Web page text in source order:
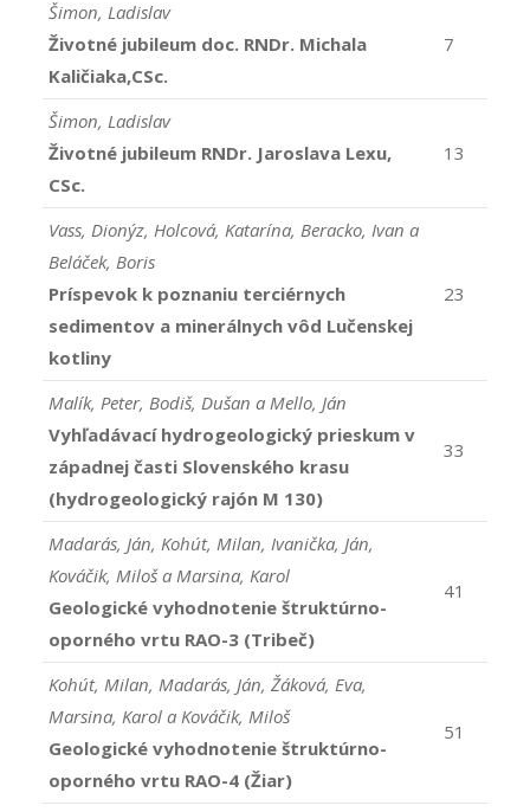
Šimon, Ladislav
Životné jubileum doc. RNDr. Michala
Kaličiaka,CSc.
7
Šimon, Ladislav
Životné jubileum RNDr. Jaroslava Lexu,
CSc.
13
Vass, Dionýz, Holcová, Katarína, Beracko, Ivan a
Beláček, Boris
Príspevok k poznaniu terciérnych
sedimentov a minerálnych vôd Lučenskej
kotliny
23
Malík, Peter, Bodiš, Dušan a Mello, Ján
Vyhľadávací hydrogeologický prieskum v
západnej časti Slovenského krasu
(hydrogeologický rajón M 130)
33
Madarás, Ján, Kohút, Milan, Ivanička, Ján,
Kováčik, Miloš a Marsina, Karol
Geologické vyhodnotenie štruktúrno-
oporného vrtu RAO-3 (Tribeč)
41
Kohút, Milan, Madarás, Ján, Žáková, Eva,
Marsina, Karol a Kováčik, Miloš
Geologické vyhodnotenie štruktúrno-
oporného vrtu RAO-4 (Žiar)
51